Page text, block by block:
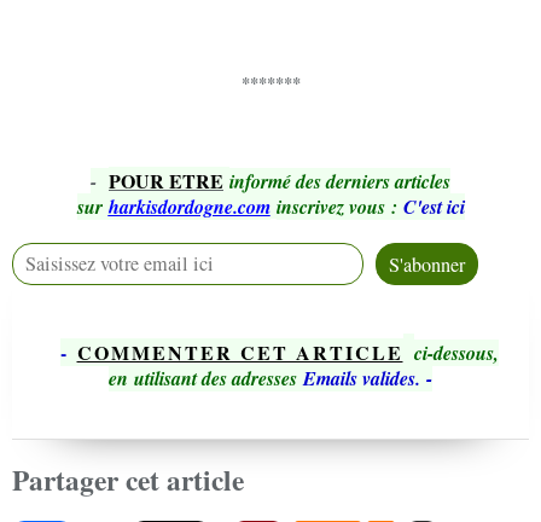
*******
- POUR ETRE informé des derniers articles
sur harkisdordogne.com inscrivez vous : C'est ici
- COMMENTER CET ARTICLE ci-dessous,
en utilisant des adressesEmails valides. -
Partager cet article